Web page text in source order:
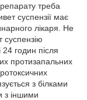
треба
суспензії має
лікаря. Не
суспензію
годин після
протизапальних
з білками
з іншими